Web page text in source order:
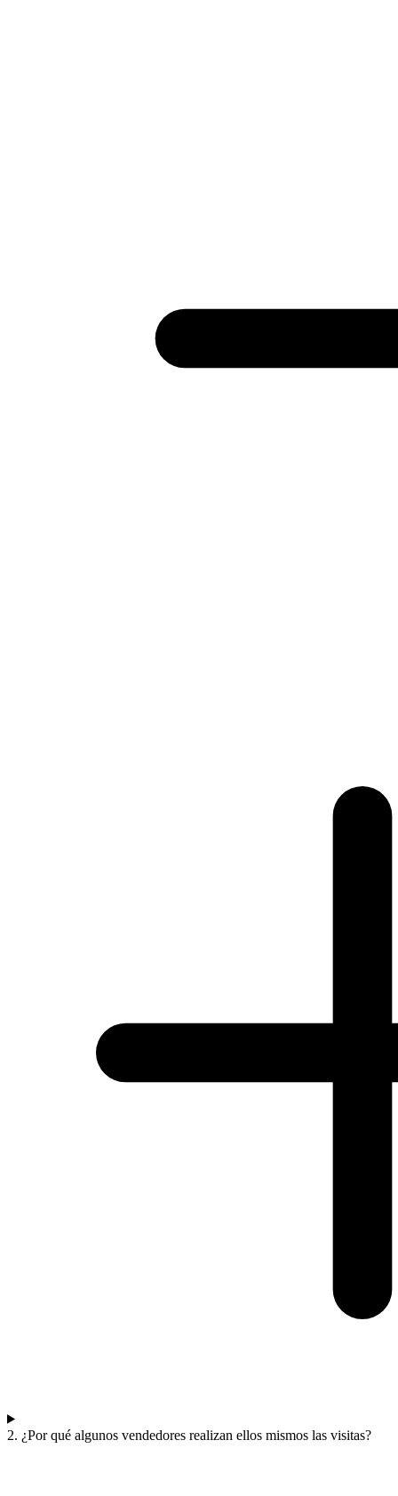
2. ¿Por qué algunos vendedores realizan ellos mismos las visitas?